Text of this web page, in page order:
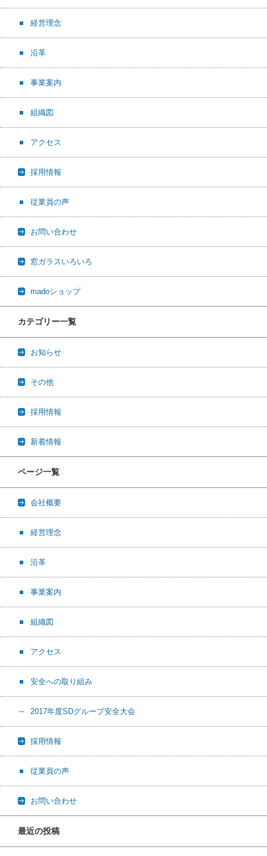
経営理念
沿革
事業案内
組織図
アクセス
採用情報
従業員の声
お問い合わせ
窓ガラスいろいろ
madoショップ
カテゴリー一覧
お知らせ
その他
採用情報
新着情報
ページ一覧
会社概要
経営理念
沿革
事業案内
組織図
アクセス
安全への取り組み
2017年度SDグループ安全大会
採用情報
従業員の声
お問い合わせ
最近の投稿